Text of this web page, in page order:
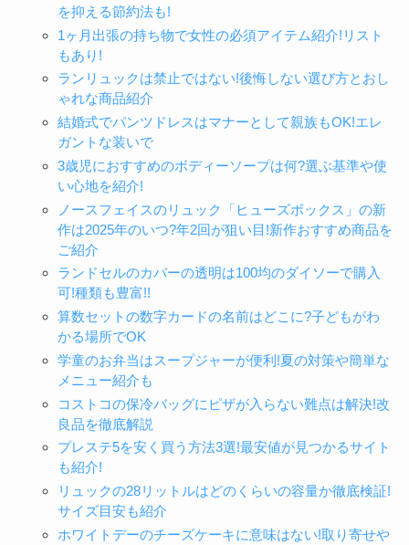
を抑える節約法も!
1ヶ月出張の持ち物で女性の必須アイテム紹介!リスト
もあり!
ランリュックは禁止ではない!後悔しない選び方とおし
ゃれな商品紹介
結婚式でパンツドレスはマナーとして親族もOK!エレ
ガントな装いで
3歳児におすすめのボディーソープは何?選ぶ基準や使
い心地を紹介!
ノースフェイスのリュック「ヒューズボックス」の新
作は2025年のいつ?年2回が狙い目!新作おすすめ商品を
ご紹介
ランドセルのカバーの透明は100均のダイソーで購入
可!種類も豊富!!
算数セットの数字カードの名前はどこに?子どもがわ
かる場所でOK
学童のお弁当はスープジャーが便利!夏の対策や簡単な
メニュー紹介も
コストコの保冷バッグにピザが入らない難点は解決!改
良品を徹底解説
プレステ5を安く買う方法3選!最安値が見つかるサイト
も紹介!
リュックの28リットルはどのくらいの容量か徹底検証!
サイズ目安も紹介
ホワイトデーのチーズケーキに意味はない!取り寄せや